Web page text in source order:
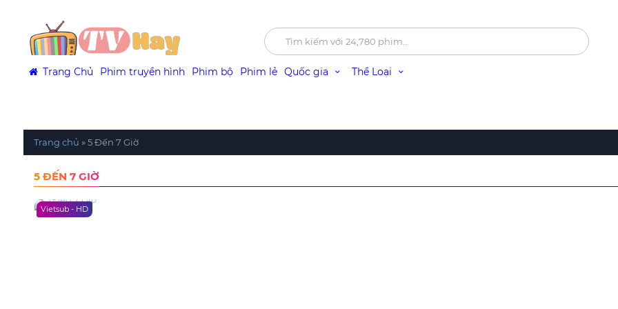
Trang Chủ Phim truyền hình Phim bộ Phim lẻ Quốc gia Thể Loại
Trang chủ »5 Đến 7 Giờ
5 ĐẾN 7 GIỜ
Vietsub - HD